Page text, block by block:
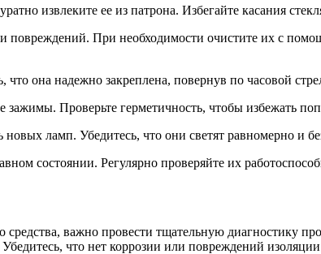
извлеките ее из патрона. Избегайте касания
повреждений. При необходимости очистите их с
она надежно закреплена, повернув по часовой
Проверьте герметичность, чтобы избежать
новых ламп. Убедитесь, что они светят равномерно и
состоянии. Регулярно проверяйте их
важно провести тщательную диагностику
что нет коррозии или повреждений